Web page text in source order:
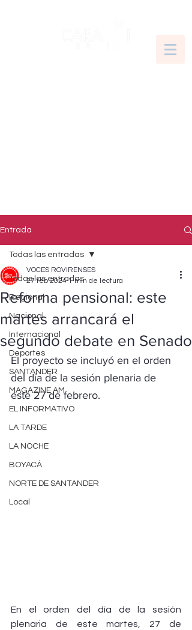
Entrada
Todas las entradas
Regional
Nacional
Internacional
Deportes
SANTANDER
MAGAZINE AM
EL INFORMATIVO
LA TARDE
LA NOCHE
BOYACÁ
NORTE DE SANTANDER
Local
Todas las entradas
Reforma pensional: este
martes arrancará el
segundo debate en Senado
VOCES ROVIRENSES
27 feb 2024 1 min de lectura
El proyecto se incluyó en el orden
del día de la sesión plenaria de
este 27 de febrero.
En el orden del día de la sesión
plenaria de este martes, 27 de